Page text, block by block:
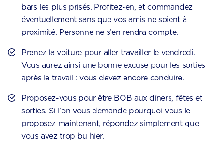
bars les plus prisés. Profitez-en, et commandez
éventuellement sans que vos amis ne soient à
proximité. Personne ne s’en rendra compte.
Prenez la voiture pour aller travailler le vendredi.
Vous aurez ainsi une bonne excuse pour les sorties
après le travail : vous devez encore conduire.
Proposez-vous pour être BOB aux dîners, fêtes et
sorties. Si l'on vous demande pourquoi vous le
proposez maintenant, répondez simplement que
vous avez trop bu hier.